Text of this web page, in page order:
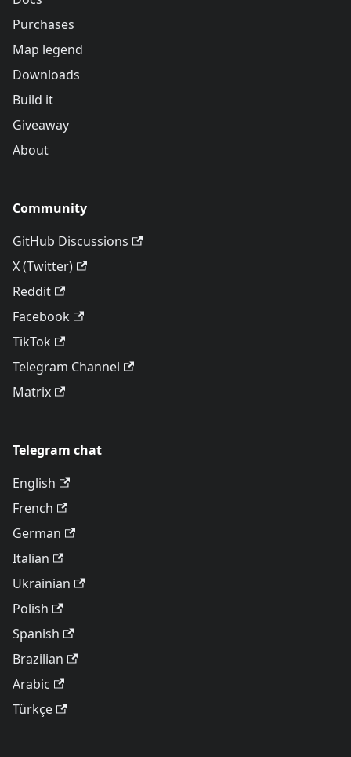
Purchases
Map legend
Downloads
Build it
Giveaway
About
Community
GitHub Discussions
X (Twitter)
Reddit
Facebook
TikTok
Telegram Channel
Matrix
Telegram chat
English
French
German
Italian
Ukrainian
Polish
Spanish
Brazilian
Arabic
Türkçe